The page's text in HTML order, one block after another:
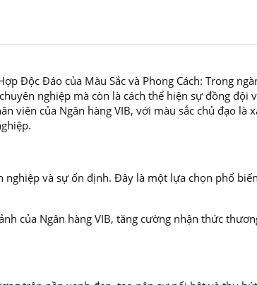
Độc Đáo của Màu Sắc và Phong Cách: Trong
nghiệp mà còn là cách thể hiện sự đồng đội
viên của Ngân hàng VIB, với màu sắc chủ đạo là
nghiệp và sự ổn định. Đây là một lựa chọn phổ
của Ngân hàng VIB, tăng cường nhận thức